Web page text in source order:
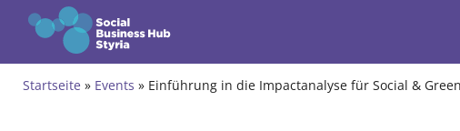
Startseite » Events » Einführung in die Impactanalyse für Social &